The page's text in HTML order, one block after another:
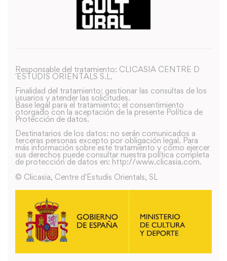
Responsable del tratamiento: CLICASIA CENTRE D
´ESTUDIS ORIENTALS S.L.
Finalidad del tratamiento: gestionar las consultas de los
usuarios y atender las solicitudes.
Base legal para el tratamiento: el consentimiento
otorgado con la aceptación de la presente Política de
Protección de datos.
Destinatarios de los datos: no serán comunicados a
terceras personas excepto por obligación legal. Para
más información sobre este tratamiento y como ejercer
sus derechos puede consultar nuestra política completa
de protección de datos en: http://www.clicasia.com.
© Clicasia, Centre d'Estudis Orientals, SL